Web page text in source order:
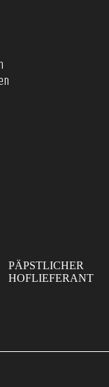
PÄPSTLICHER
HOFLIEFERANT